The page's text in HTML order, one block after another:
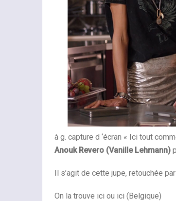
à g. capture d ‘écran « Ici tout
Anouk Revero (Vanille Lehmann)
Il s’agit de cette jupe, retouchée
On la trouve ici ou ici (Belgique)